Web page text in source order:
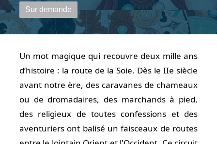
Sur demande
Un mot magique qui recouvre deux mille ans
d’histoire : la route de la Soie. Dès le IIe siècle
avant notre ère, des caravanes de chameaux
ou de dromadaires, des marchands à pied,
des religieux de toutes confessions et des
aventuriers ont balisé un faisceaux de routes